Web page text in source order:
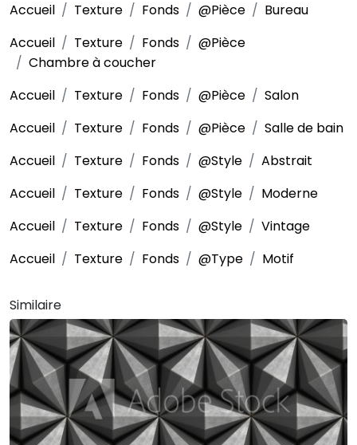
Accueil
Texture Fonds @Pièce
Bureau
Accueil
Texture Fonds
@Pièce
Chambre à coucher
Accueil
Texture Fonds @Pièce
Salon
Accueil
Texture Fonds @Pièce
Salle de bain
Accueil
Texture Fonds @Style
Abstrait
Accueil
Texture Fonds @Style
Moderne
Accueil
Texture Fonds @Style
Vintage
Accueil
Texture Fonds @Type Motif
Similaire